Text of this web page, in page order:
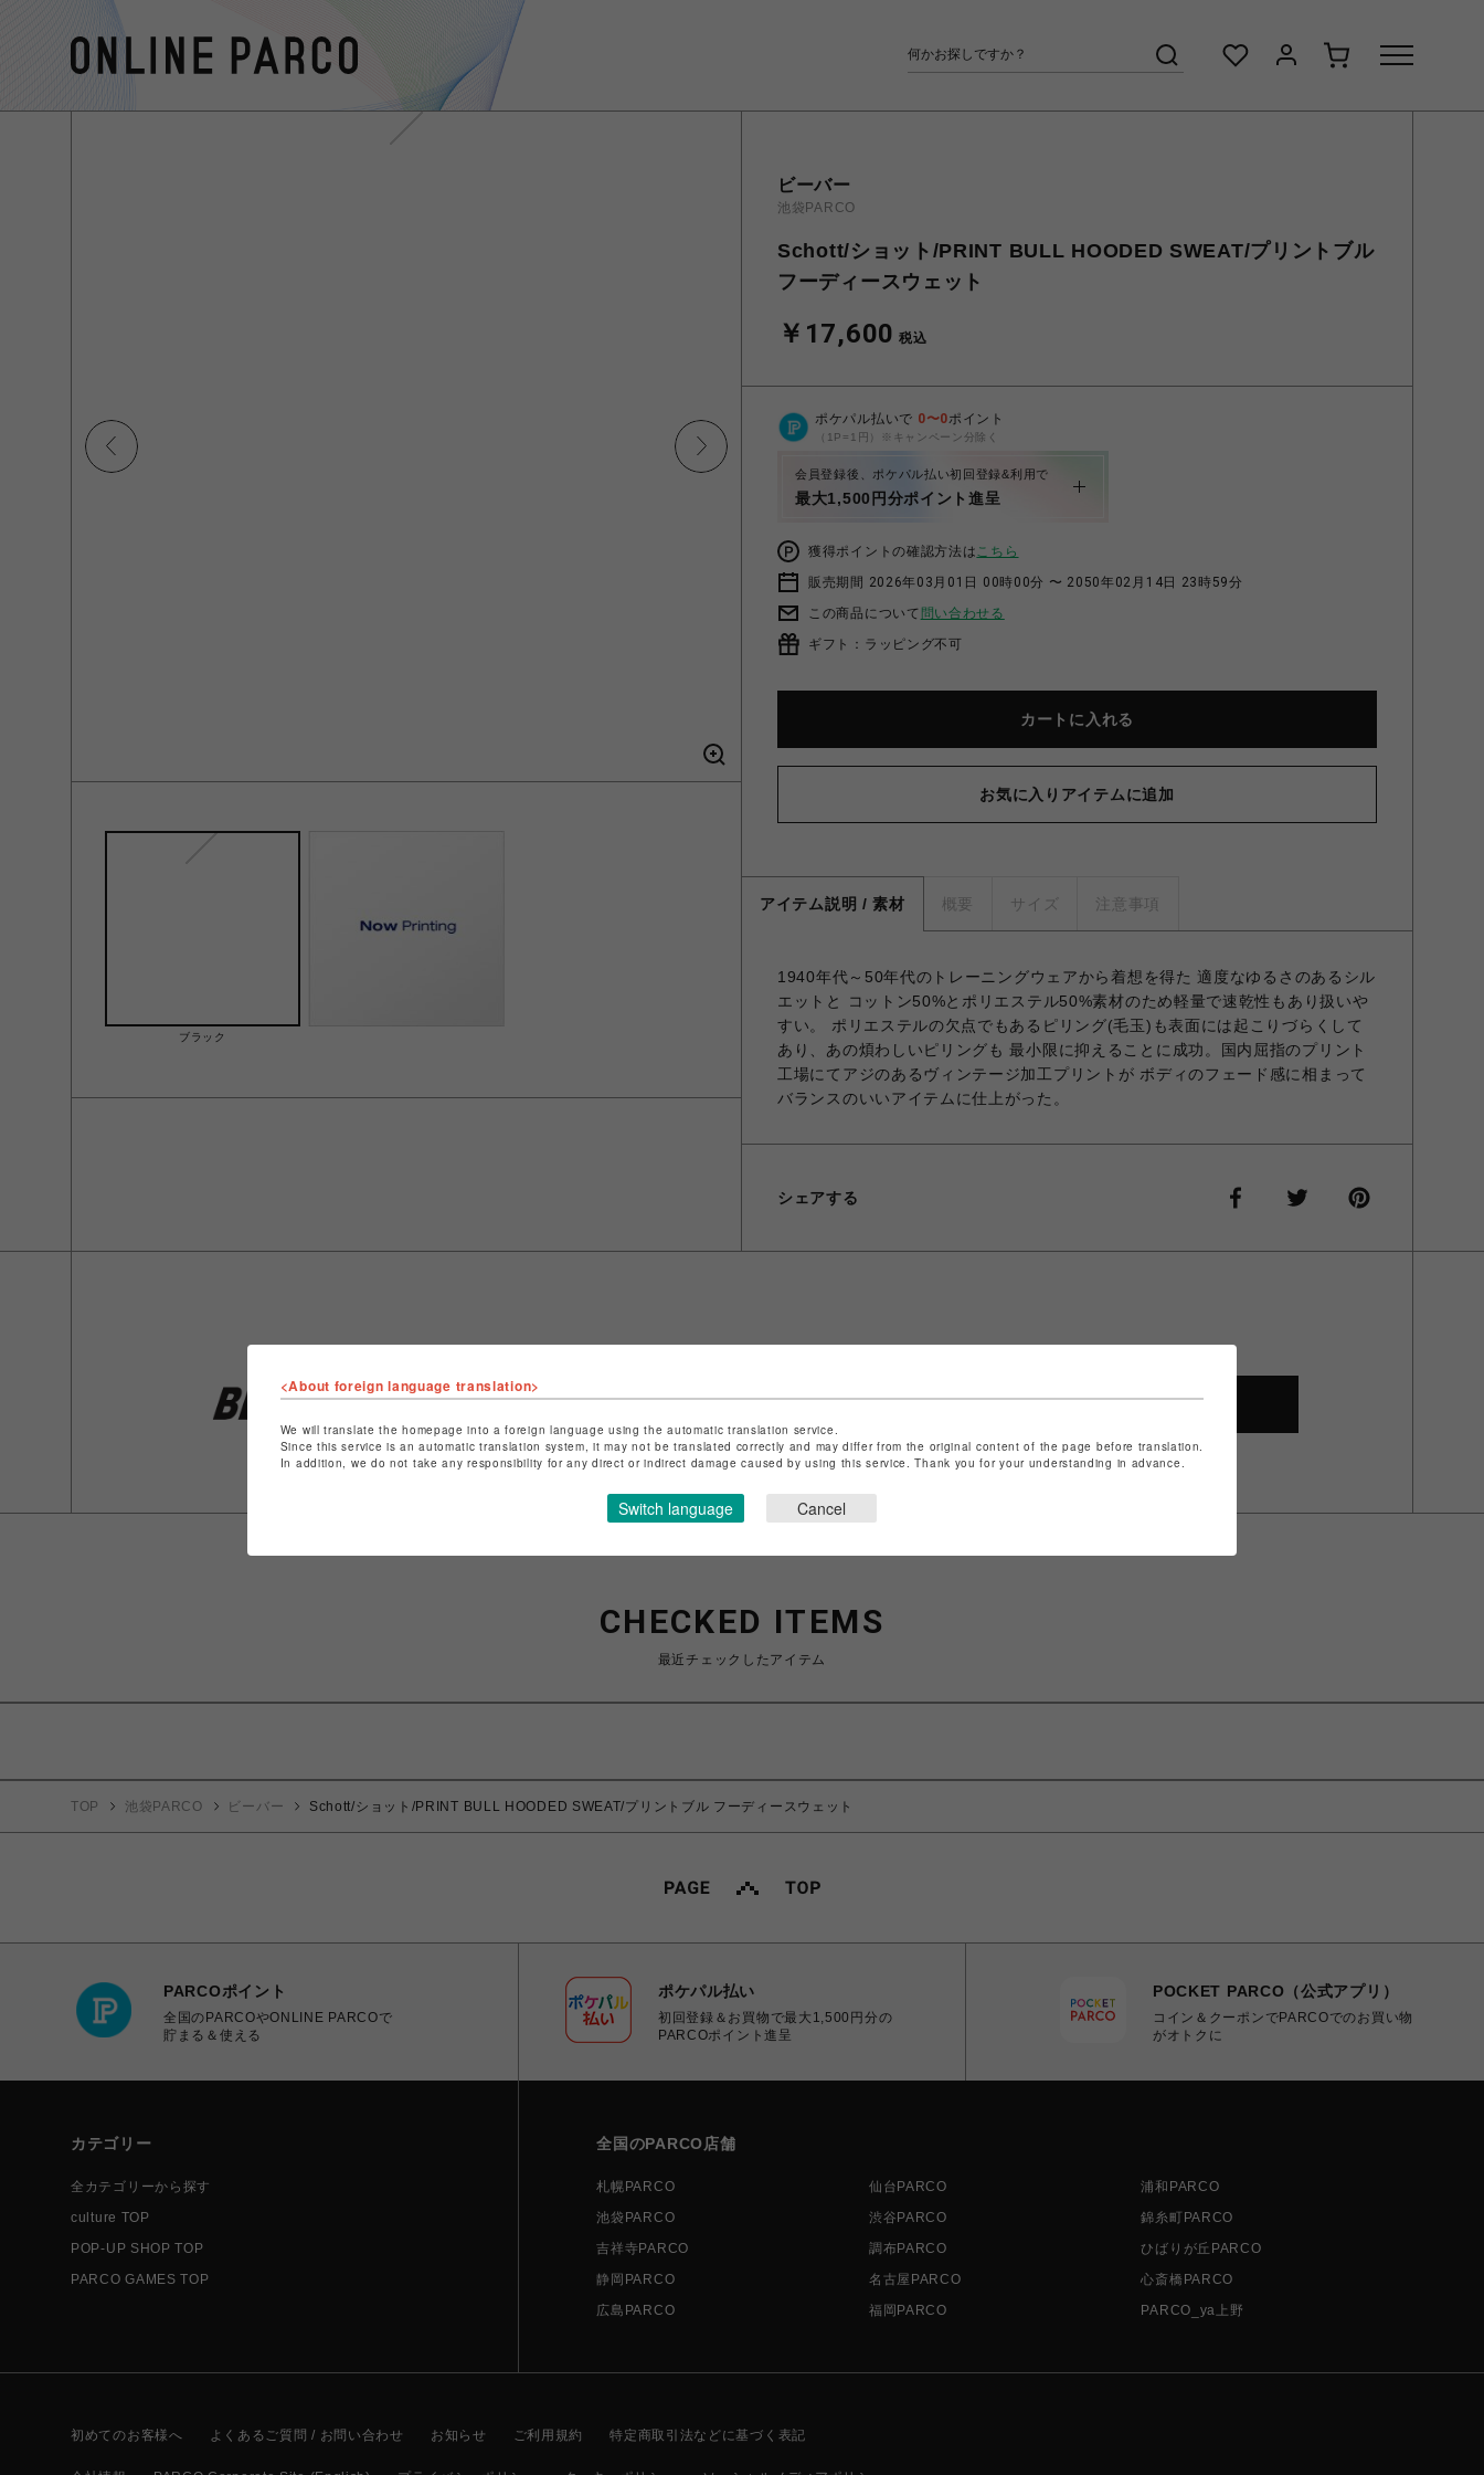
ブラック
ビーバー
池袋PARCO
Schott/ショット/PRINT BULL HOODED SWEAT/プリントブル
フーディースウェット
￥17,600 税込
ポケパル払いで 0〜0ポイント
（1P=1円）※キャンペーン分除く
会員登録後、ポケパル払い初回登録&利用で
最大1,500円分ポイント進呈
獲得ポイントの確認方法はこちら
販売期間 2026年03月01日 00時00分 〜 2050年02月14日 23時59分
この商品について 問い合わせる
ギフト：ラッピング不可
カートに入れる
お気に入りアイテムに追加
アイテム説明 / 素材 概要 サイズ 注意事項
1940年代～50年代のトレーニングウェアから着想を得た 適度なゆるさのあるシル
エットと コットン50%とポリエステル50%素材のため軽量で速乾性もあり扱いや
すい。 ポリエステルの欠点でもあるピリング(毛玉)も表面には起こりづらくして
あり、あの煩わしいピリングも 最小限に抑えることに成功。国内屈指のプリント
工場にてアジのあるヴィンテージ加工プリントが ボディのフェード感に相まって
バランスのいいアイテムに仕上がった。
シェアする
店舗名
特定商取引法など法令に基づく表記はこちら
ショップお問い合わせはこちら
SHOP TOP
CHECKED ITEMS
最近チェックしたアイテム
TOP 池袋PARCO ビーバー Schott/ショット/PRINT BULL HOODED SWEAT/プリントブル フーディースウェット
PARCOポイント
全国のPARCOやONLINE PARCOで
貯まる＆使える
ポケパル払い
初回登録＆お買物で最大1,500円分の
PARCOポイント進呈
POCKET PARCO（公式アプリ）
コイン＆クーポンでPARCOでのお買い物
がオトクに
カテゴリー
全カテゴリーから探す
culture TOP
POP-UP SHOP TOP
PARCO GAMES TOP
全国のPARCO店舗
札幌PARCO 仙台PARCO
浦和PARCO
池袋PARCO
渋谷PARCO
錦糸町PARCO
吉祥寺PARCO
調布PARCO
ひばりが丘PARCO
静岡PARCO
名古屋PARCO
心斎橋PARCO
広島PARCO
福岡PARCO PARCO_ya上野
初めてのお客様へ よくあるご質問 / お問い合わせ お知らせ ご利用規約 特定商取引法などに基づく表記
<About foreign language translation>
We will translate the homepage into a foreign language using the automatic translation service.
Since this service is an automatic translation system, it may not be translated correctly and may differ from the original content of the page before translation.
In addition, we do not take any responsibility for any direct or indirect damage caused by using this service. Thank you for your understanding in advance.
Switch language Cancel